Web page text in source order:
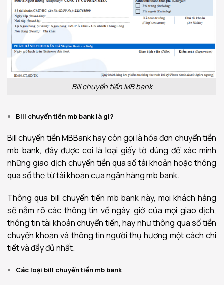
Bill chuyển tiền MB bank
Bill chuyển tiền mb bank là gì?
Bill chuyển tiền MBBank hay còn gọi là hóa đơn chuyển tiền
mb bank, đây được coi là loại giấy tờ dùng để xác minh
những giao dịch chuyển tiền qua số tài khoản hoặc thông
qua số thẻ từ tài khoản của ngân hàng mb bank.
Thông qua bill chuyển tiền mb bank này, mọi khách hàng
sẽ nắm rõ các thông tin về ngày, giờ của mọi giao dịch,
thông tin tài khoản chuyển tiền, hay như thông qua số tiền
chuyển khoản và thông tin người thụ hưởng một cách chi
tiết và đầy đủ nhất.
Các loại bill chuyển tiền mb bank